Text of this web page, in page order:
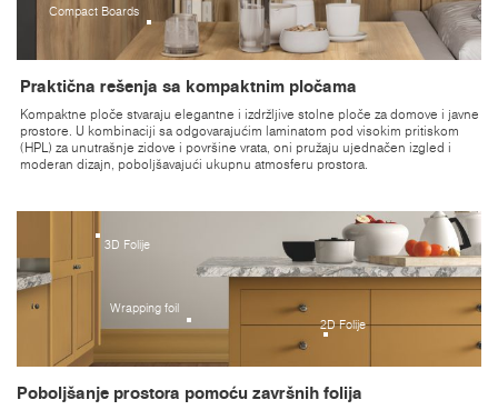
Compact Boards
Praktična rešenja sa kompaktnim pločama
Kompaktne ploče stvaraju elegantne i izdržljive stolne ploče za domove i javne
prostore. U kombinaciji sa odgovarajućim laminatom pod visokim pritiskom
(HPL) za unutrašnje zidove i površine vrata, oni pružaju ujednačen izgled i
moderan dizajn, poboljšavajući ukupnu atmosferu prostora.
2D Folije
3D Folije
Wrapping foil
Poboljšanje prostora pomoću završnih folija